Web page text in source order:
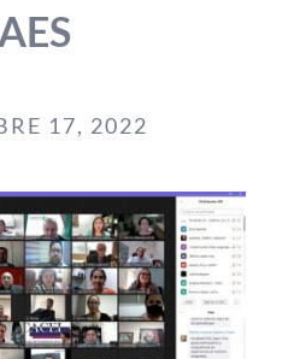
17, 2022